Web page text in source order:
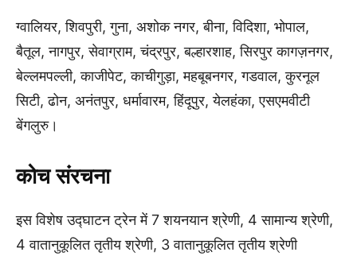
ग्वालियर, शिवपुरी, गुना, अशोक नगर, बीना, विदिशा, भोपाल,
बैतूल, नागपुर, सेवाग्राम, चंद्रपुर, बल्हारशाह, सिरपुर कागज़नगर,
बेल्लमपल्ली, काजीपेट, काचीगुड़ा, महबूबनगर, गडवाल, कुरनूल
सिटी, ढोन, अनंतपुर, धर्मावारम, हिंदूपुर, येलहंका, एसएमवीटी
बेंगलुरु।
कोच संरचना
इस विशेष उद्घाटन ट्रेन में 7 शयनयान श्रेणी, 4 सामान्य श्रेणी,
4 वातानुकूलित तृतीय श्रेणी, 3 वातानुकूलित तृतीय श्रेणी